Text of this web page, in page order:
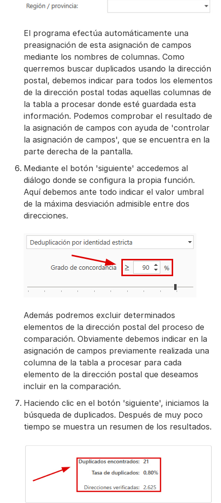
El programa efectúa automáticamente una
preasignación de esta asignación de campos
mediante los nombres de columnas. Como
querremos buscar duplicados usando la dirección
postal, debemos indicar para todos los elementos
de la dirección postal todas aquellas columnas de
la tabla a procesar donde esté guardada esta
información. Podemos comprobar el resultado de
la asignación de campos con ayuda de 'controlar
la asignación de campos', que se encuentra en la
parte derecha de la pantalla.
Mediante el botón 'siguiente' accedemos al
diálogo donde se configura la propia función.
Aquí debemos ante todo indicar el valor umbral
de la máxima desviación admisible entre dos
direcciones.
Además podremos excluir determinados
elementos de la dirección postal del proceso de
comparación. Obviamente debemos indicar en la
asignación de campos previamente realizada una
columna de la tabla a procesar para cada
elemento de la dirección postal que deseamos
incluir en la comparación.
Haciendo clic en el botón 'siguiente', iniciamos la
búsqueda de duplicados. Después de muy poco
tiempo se muestra un resumen de los resultados.